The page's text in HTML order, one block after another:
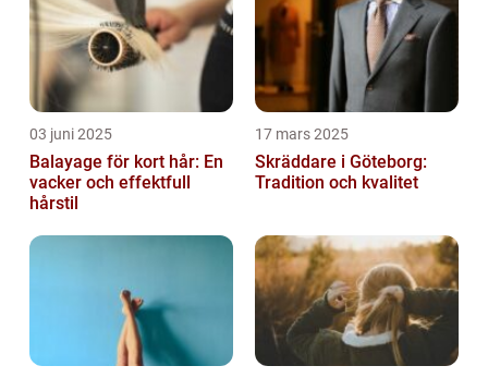
03 juni 2025
Balayage för kort hår: En
vacker och effektfull
hårstil
17 mars 2025
Skräddare i Göteborg:
Tradition och kvalitet